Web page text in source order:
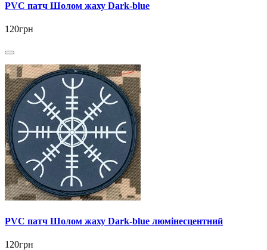
PVC патч Шолом жаху Dark-blue
120грн
PVC патч Шолом жаху Dark-blue люмінесцентний
120грн